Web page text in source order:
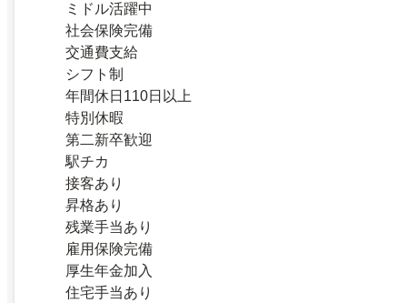
ミドル活躍中
社会保険完備
交通費支給
シフト制
年間休日110日以上
特別休暇
第二新卒歓迎
駅チカ
接客あり
昇格あり
残業手当あり
雇用保険完備
厚生年金加入
住宅手当あり